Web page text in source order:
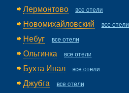
Лермонтово все отели
Новомихайловский все отели
Небуг все отели
Ольгинка все отели
Бухта Инал все отели
Джубга все отели